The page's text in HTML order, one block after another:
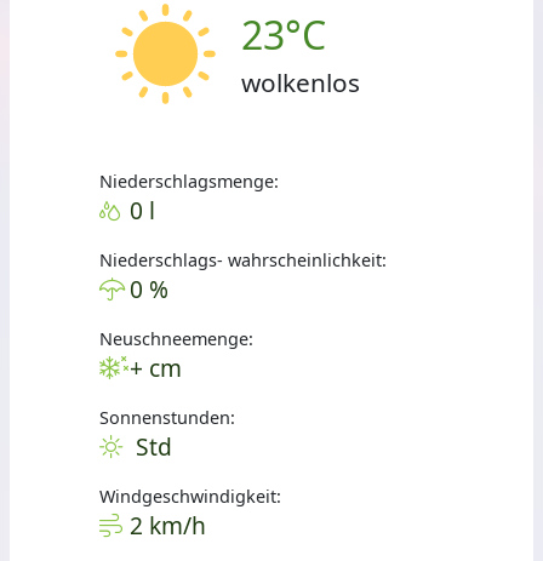
23°C
wolkenlos
Niederschlagsmenge:
0 l
Niederschlags- wahrscheinlichkeit:
0 %
Neuschneemenge:
+ cm
Sonnenstunden:
Std
Windgeschwindigkeit:
2 km/h